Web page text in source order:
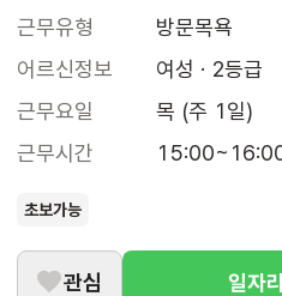
근무유형
방문목욕
어르신정보
여성 · 2등급
근무요일
목 (주 1일)
근무시간
초보가능
관심 일자